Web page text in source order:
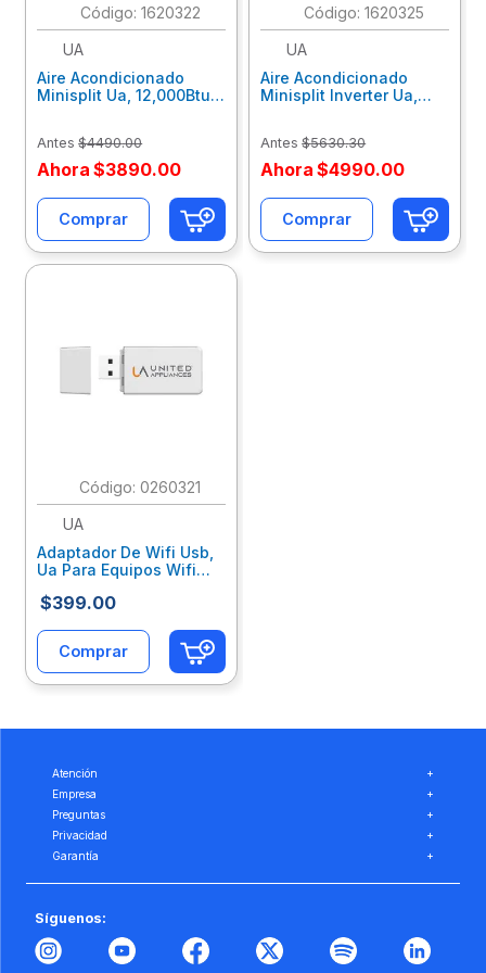
: 1620322
UA
Aire Acondicionado
Minisplit Ua, 12,000Btus
Antes $4490.00
Ahora $3890.00
Comprar
: 1620325
UA
Aire Acondicionado
Minisplit Inverter Ua,
Antes $5630.30
Ahora $4990.00
Comprar
: 0260321
UA
Adaptador De Wifi Usb,
Ua Para Equipos Wifi
$399.00
Comprar
Atención
+
Empresa
+
Preguntas
+
Privacidad
+
Garantía
+
Síguenos:
10. lapiz